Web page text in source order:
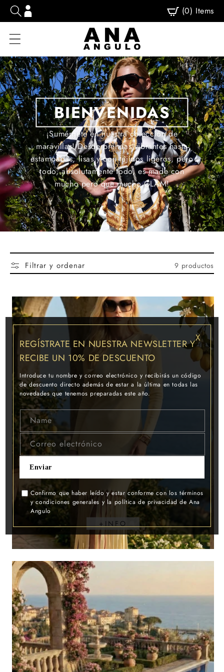
directamente
al contenido
(0) Items
BIENVENIDAS
¡Sumérgete en nuestra colección de
maravillas! Desde prendas vibrantes hasta
estampadas, lisas y con tejidos ligeros, pero
todo, absolutamente todo, es made con
mucho pero que mucho GLAM!
Filtrar y ordenar 9 productos
Vestido Flecos
de
oferta
Seleccionar opciones
Collar Bolitas Madera
X
REGÍSTRATE EN NUESTRA NEWSLETTER Y
RECIBE UN 10% DE DESCUENTO
Introduce tu nombre y correo electrónico y recibirás un código
de descuento directo además de estar a la última en todas las
novedades que tenemos preparadas este año.
Name
Correo electrónico
Enviar
Confirmo que haber leído y estar conforme con los términos
y condiciones generales y la política de privacidad de Ana
Angulo